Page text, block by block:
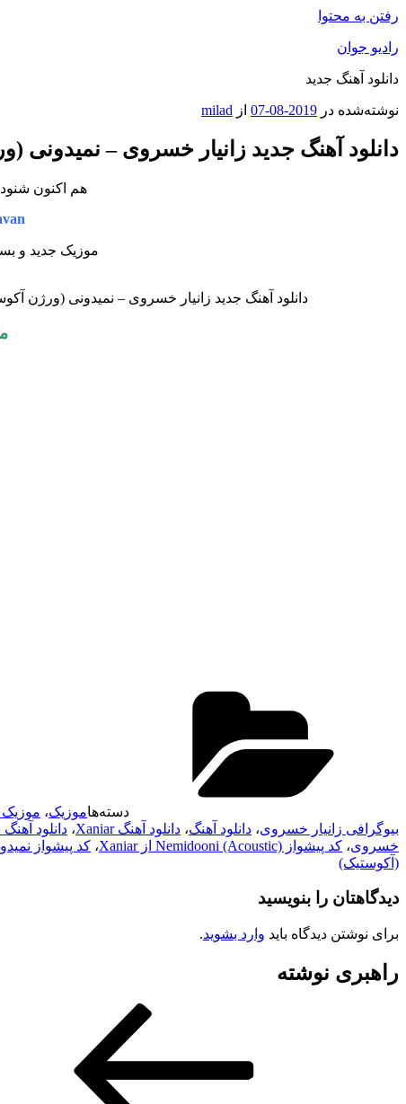
رفتن به محتوا
رادیو جوان
دانلود آهنگ جدید
نوشته‌شده در 2019-08-07 از milad
دانلود آهنگ جدید زانیار خسروی – نمیدونی
هم اکنون
موزیک جدید و
دانلود آهنگ جدید زانیار خسروی – نمیدونی (ورژن
دسته‌هاموزیک، موزیک
بیوگرافی زانیار خسروی، دانلود آهنگ، دانلود آهنگ Xaniar ، دانلود
خسروی، کد پیشواز Nemidooni (Acoustic) از Xaniar ، کد پیشواز
(آکوستیک)
دیدگاهتان را بنویسید
برای نوشتن دیدگاه باید وارد بشوید.
راهبری نوشته